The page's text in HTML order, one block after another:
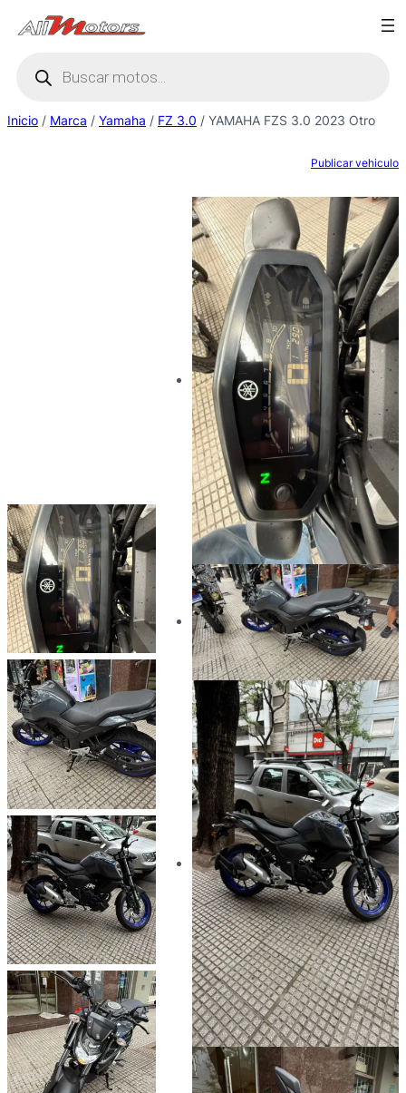
Saltar
al
productos
Inicio / Marca / Yamaha / FZ 3.0 / YAMAHA FZS 3.0 2023 Otro
Publicar vehiculo